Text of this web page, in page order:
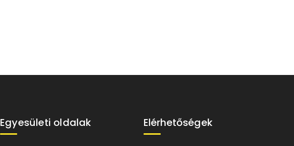
Egyesületi oldalak Elérhetőségek